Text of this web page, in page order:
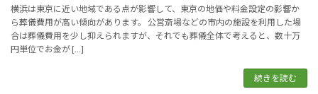
横浜は東京に近い地域である点が影響して、東京の地価や料金設定の影響か
ら葬儀費用が高い傾向があります。 公営斎場などの市内の施設を利用した場
合は葬儀費用を少し抑えられますが、それでも葬儀全体で考えると、数十万
円単位でお金が […]
続きを読む